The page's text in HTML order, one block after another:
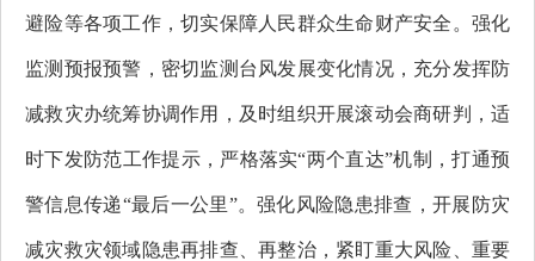
避险等各项工作，切实保障人民群众生命财产安全。强化
监测预报预警，密切监测台风发展变化情况，充分发挥防
减救灾办统筹协调作用，及时组织开展滚动会商研判，适
时下发防范工作提示，严格落实“两个直达”机制，打通预
警信息传递“最后一公里”。强化风险隐患排查，开展防灾
减灾救灾领域隐患再排查、再整治，紧盯重大风险、重要